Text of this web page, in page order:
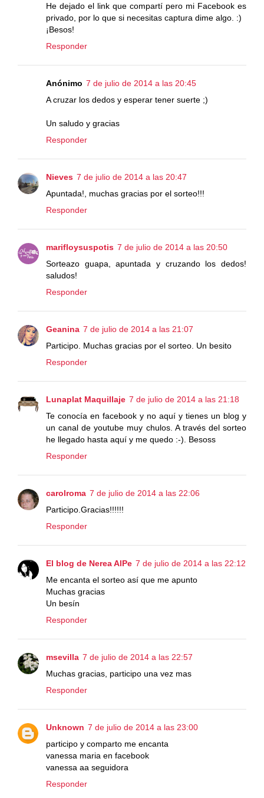
He dejado el link que compartí pero mi Facebook es
privado, por lo que si necesitas captura dime algo. :)
¡Besos!
Responder
Anónimo 7 de julio de 2014 a las 20:45
A cruzar los dedos y esperar tener suerte ;)
Un saludo y gracias
Responder
Nieves 7 de julio de 2014 a las 20:47
Apuntada!, muchas gracias por el sorteo!!!
Responder
marifloysuspotis 7 de julio de 2014 a las 20:50
Sorteazo guapa, apuntada y cruzando los dedos!
saludos!
Responder
Geanina 7 de julio de 2014 a las 21:07
Participo. Muchas gracias por el sorteo. Un besito
Responder
Lunaplat Maquillaje 7 de julio de 2014 a las 21:18
Te conocía en facebook y no aquí y tienes un blog y
un canal de youtube muy chulos. A través del sorteo
he llegado hasta aquí y me quedo :-). Besoss
Responder
carolroma 7 de julio de 2014 a las 22:06
Participo.Gracias!!!!!!
Responder
El blog de Nerea AlPe 7 de julio de 2014 a las 22:12
Me encanta el sorteo así que me apunto
Muchas gracias
Un besín
Responder
msevilla 7 de julio de 2014 a las 22:57
Muchas gracias, participo una vez mas
Responder
Unknown 7 de julio de 2014 a las 23:00
participo y comparto me encanta
vanessa maria en facebook
vanessa aa seguidora
Responder